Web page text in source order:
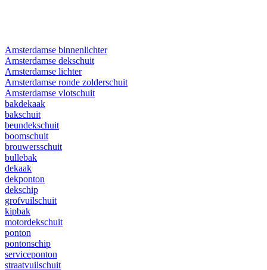
Amsterdamse binnenlichter
Amsterdamse dekschuit
Amsterdamse lichter
Amsterdamse ronde zolderschuit
Amsterdamse vlotschuit
bakdekaak
bakschuit
beundekschuit
boomschuit
brouwersschuit
bullebak
dekaak
dekponton
dekschip
grofvuilschuit
kipbak
motordekschuit
ponton
pontonschip
serviceponton
straatvuilschuit